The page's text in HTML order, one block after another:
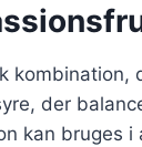
der
kan bruges